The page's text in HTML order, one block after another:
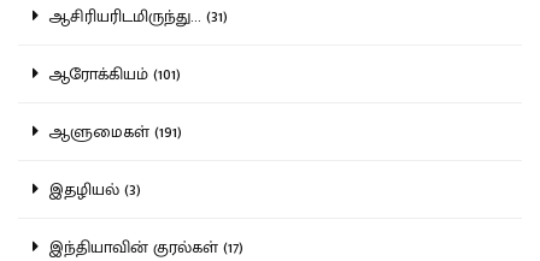
ஆசிரியரிடமிருந்து... (31)
ஆரோக்கியம் (101)
ஆளுமைகள் (191)
இதழியல் (3)
இந்தியாவின் குரல்கள் (17)